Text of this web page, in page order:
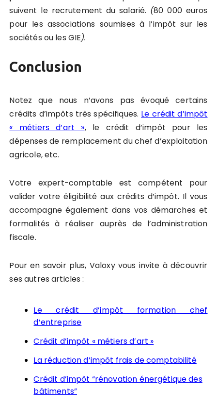
suivent le recrutement du salarié. (80 000 euros
pour les associations soumises à l’impôt sur les
sociétés ou les GIE).
Conclusion
Notez que nous n’avons pas évoqué certains
crédits d’impôts très spécifiques. Le crédit d’impôt
« métiers d’art », le crédit d’impôt pour les
dépenses de remplacement du chef d’exploitation
agricole, etc.
Votre expert-comptable est compétent pour
valider votre éligibilité aux crédits d’impôt. Il vous
accompagne également dans vos démarches et
formalités à réaliser auprès de l’administration
fiscale.
Pour en savoir plus, Valoxy vous invite à découvrir
ses autres articles :
Le crédit d’impôt formation chef
d’entreprise
Crédit d’impôt « métiers d’art »
La réduction d’impôt frais de comptabilité
Crédit d’impôt “rénovation énergétique des
bâtiments”